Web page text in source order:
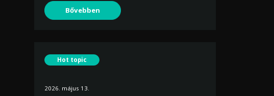
Bővebben
Hot topic
2026. május 13.